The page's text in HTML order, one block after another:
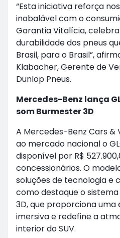
“Esta iniciativa reforça
inabalável com o
Garantia Vitalícia,
durabilidade dos pneus
Brasil, para o Brasil”,
Klabacher, Gerente de
Dunlop Pneus.
Mercedes-Benz lança
som Burmester 3D
A Mercedes-Benz Cars &
ao mercado nacional o
disponível por R$
concessionários. O
soluções de tecnologia e
como destaque o
3D, que proporciona
imersiva e redefine a
interior do SUV.